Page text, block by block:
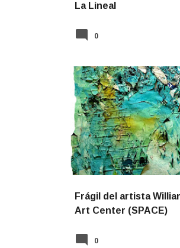
La Lineal
0
Frágil del artista
Art Center (SPACE)
NOTICIAS
0